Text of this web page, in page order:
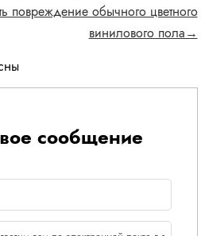
повреждение обычного цветного
винилового пола→
сообщение